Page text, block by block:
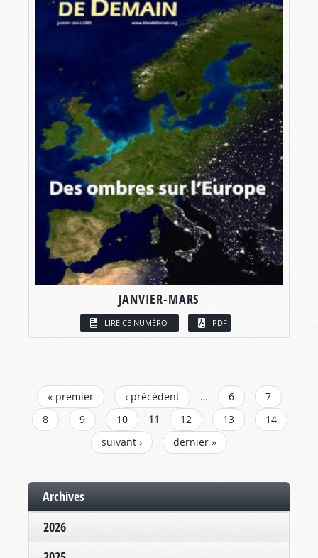
JANVIER-MARS
LIRE CE NUMÉRO PDF
PAGES
« premier ‹ précédent … 6
7
8
9 10 11 12 13
14
suivant ›
dernier »
Archives
2026